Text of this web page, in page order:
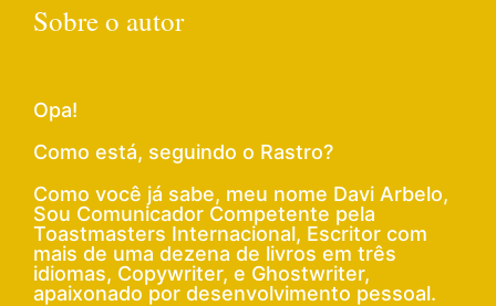
Sobre o autor
Opa!
Como está, seguindo o Rastro?
Como você já sabe, meu nome Davi Arbelo,
Sou Comunicador Competente pela
Toastmasters Internacional, Escritor com
mais de uma dezena de livros em três
idiomas, Copywriter, e Ghostwriter,
apaixonado por desenvolvimento pessoal.